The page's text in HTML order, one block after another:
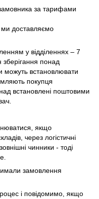
за тарифами
ми доставляємо
у відділеннях – 7
зберігання понад
можуть встановлювати
покупця
вcтановлені поштовими
якщо
через логістичні
чинники - тоді
замовлення
і повідомимо, якщо